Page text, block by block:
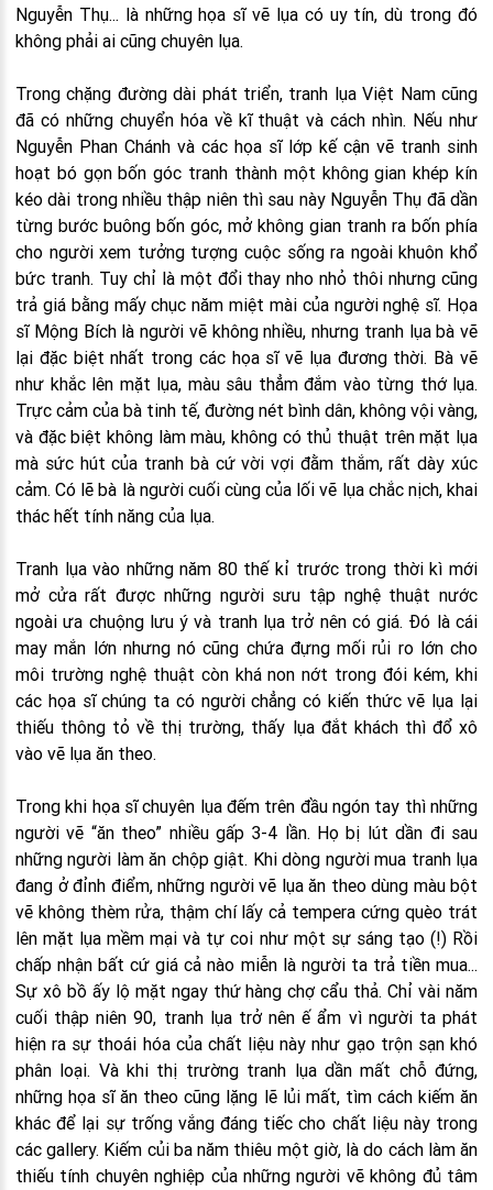
Nguyễn Thụ... là những họa sĩ vẽ lụa có uy tín, dù trong đó
không phải ai cũng chuyên lụa.
Trong chặng đường dài phát triển, tranh lụa Việt Nam cũng
đã có những chuyển hóa về kĩ thuật và cách nhìn. Nếu như
Nguyễn Phan Chánh và các họa sĩ lớp kế cận vẽ tranh sinh
hoạt bó gọn bốn góc tranh thành một không gian khép kín
kéo dài trong nhiều thập niên thì sau này Nguyễn Thụ đã dần
từng bước buông bốn góc, mở không gian tranh ra bốn phía
cho người xem tưởng tượng cuộc sống ra ngoài khuôn khổ
bức tranh. Tuy chỉ là một đổi thay nho nhỏ thôi nhưng cũng
trả giá bằng mấy chục năm miệt mài của người nghệ sĩ. Họa
sĩ Mộng Bích là người vẽ không nhiều, nhưng tranh lụa bà vẽ
lại đặc biệt nhất trong các họa sĩ vẽ lụa đương thời. Bà vẽ
như khắc lên mặt lụa, màu sâu thẳm đắm vào từng thớ lụa.
Trực cảm của bà tinh tế, đường nét bình dân, không vội vàng,
và đặc biệt không làm màu, không có thủ thuật trên mặt lụa
mà sức hút của tranh bà cứ vời vợi đằm thắm, rất dày xúc
cảm. Có lẽ bà là người cuối cùng của lối vẽ lụa chắc nịch, khai
thác hết tính năng của lụa.
Tranh lụa vào những năm 80 thế kỉ trước trong thời kì mới
mở cửa rất được những người sưu tập nghệ thuật nước
ngoài ưa chuộng lưu ý và tranh lụa trở nên có giá. Đó là cái
may mắn lớn nhưng nó cũng chứa đựng mối rủi ro lớn cho
môi trường nghệ thuật còn khá non nớt trong đói kém, khi
các họa sĩ chúng ta có người chẳng có kiến thức vẽ lụa lại
thiếu thông tỏ về thị trường, thấy lụa đắt khách thì đổ xô
vào vẽ lụa ăn theo.
Trong khi họa sĩ chuyên lụa đếm trên đầu ngón tay thì những
người vẽ “ăn theo” nhiều gấp 3-4 lần. Họ bị lút dần đi sau
những người làm ăn chộp giật. Khi dòng người mua tranh lụa
đang ở đỉnh điểm, những người vẽ lụa ăn theo dùng màu bột
vẽ không thèm rửa, thậm chí lấy cả tempera cứng quèo trát
lên mặt lụa mềm mại và tự coi như một sự sáng tạo (!) Rồi
chấp nhận bất cứ giá cả nào miễn là người ta trả tiền mua...
Sự xô bồ ấy lộ mặt ngay thứ hàng chợ cẩu thả. Chỉ vài năm
cuối thập niên 90, tranh lụa trở nên ế ẩm vì người ta phát
hiện ra sự thoái hóa của chất liệu này như gạo trộn sạn khó
phân loại. Và khi thị trường tranh lụa dần mất chỗ đứng,
những họa sĩ ăn theo cũng lặng lẽ lủi mất, tìm cách kiếm ăn
khác để lại sự trống vắng đáng tiếc cho chất liệu này trong
các gallery. Kiếm củi ba năm thiêu một giờ, là do cách làm ăn
thiếu tính chuyên nghiệp của những người vẽ không đủ tâm